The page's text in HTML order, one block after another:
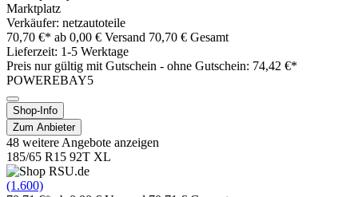
Marktplatz
Verkäufer: netzautoteile
70,70 €* ab 0,00 € Versand 70,70 € Gesamt
Lieferzeit: 1-5 Werktage
Preis nur gültig mit Gutschein - ohne Gutschein: 74,42 €*
POWEREBAY5
Shop-Info
Zum Anbieter
48 weitere Angebote anzeigen
185/65 R15 92T XL
(1.600)